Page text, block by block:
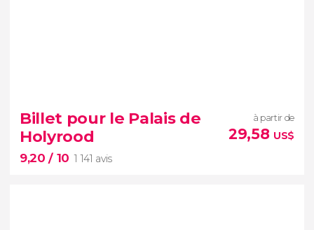
40 avis
Son marché, ses dédales de boutiques de mode et
de curiosités près du Regent’s Canal
Billet pour le Palais de
Holyrood
9,20/ 10 1 141 avis
à partir de
29,58 US$